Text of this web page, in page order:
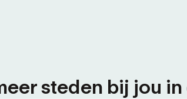
steden bij jou